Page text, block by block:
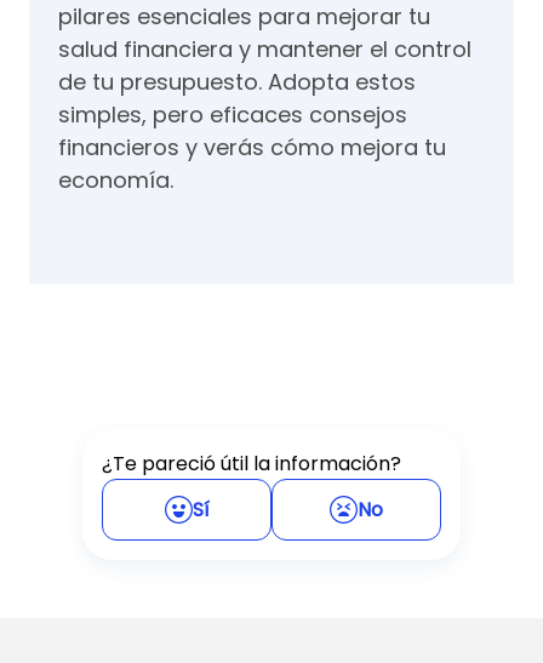
pilares esenciales para mejorar tu
salud financiera y mantener el control
de tu presupuesto. Adopta estos
simples, pero eficaces consejos
financieros y verás cómo mejora tu
economía.
¿Te pareció útil la información?
Sí
No